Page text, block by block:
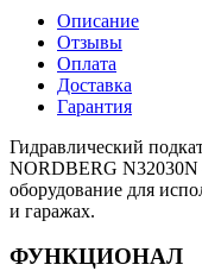
Описание
Отзывы
Оплата
Доставка
Гарантия
Гидравлический
NORDBERG N32030N
оборудование для
и гаражах.
ФУНКЦИОНАЛ